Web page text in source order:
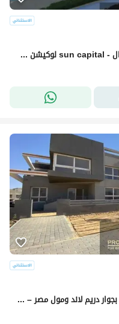
شقه استلام فوري متشطبه فى صن كابيتال - sun capital لوكيشن مميز فيو لاند سكيب
شقة بمساحة واسعة في Rock Eden – بجوار دريم لاند ومول مصر – استلام فوري